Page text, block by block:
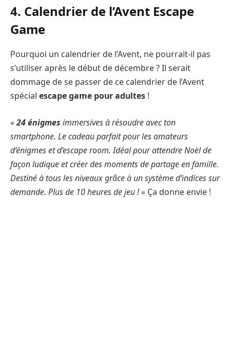
4. Calendrier de l’Avent Escape
Game
Pourquoi un calendrier de l’Avent, ne pourrait-il pas
s’utiliser après le début de décembre ? Il serait
dommage de se passer de ce calendrier de l’Avent
spécial escape game pour adultes !
«24 énigmes immersives à résoudre avec ton
smartphone. Le cadeau parfait pour les amateurs
d’énigmes et d’escape room. Idéal pour attendre Noël de
façon ludique et créer des moments de partage en famille.
Destiné à tous les niveaux grâce à un système d’indices sur
demande. Plus de 10 heures de jeu ! » Ça donne envie !